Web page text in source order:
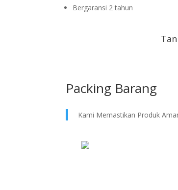
Bergaransi 2 tahun
Packing Barang
Kami Memastikan Produk